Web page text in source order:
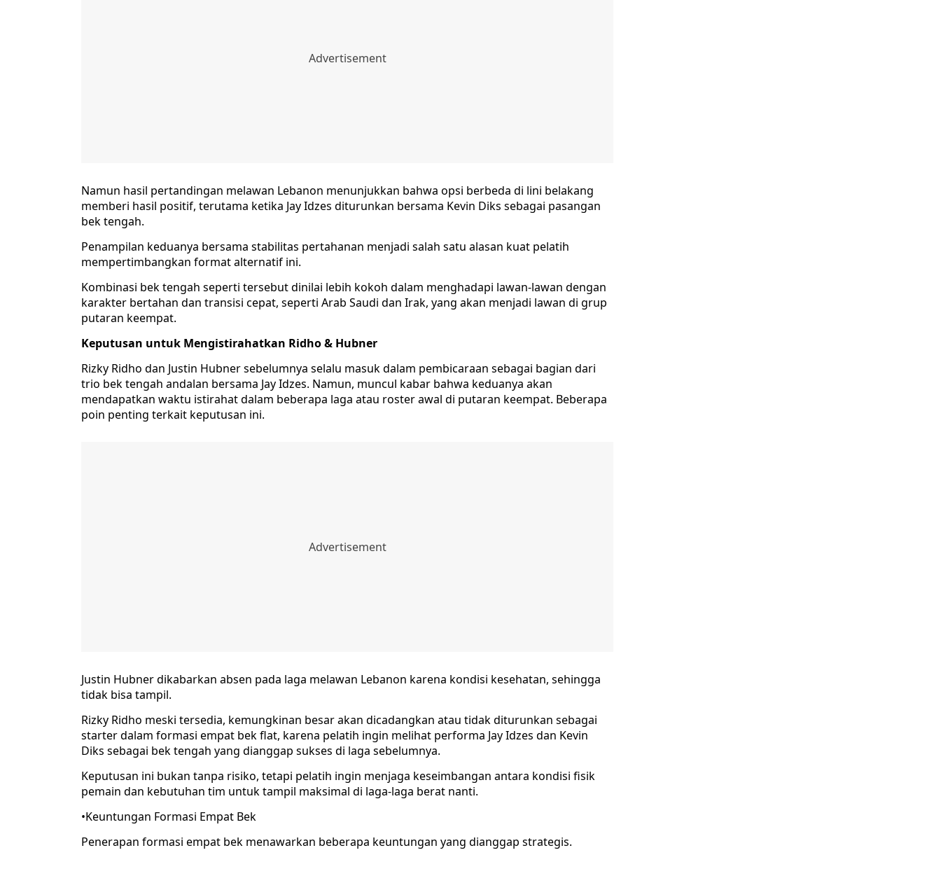
Namun hasil pertandingan melawan Lebanon menunjukkan bahwa opsi berbeda di lini belakang
memberi hasil positif, terutama ketika Jay Idzes diturunkan bersama Kevin Diks sebagai pasangan
bek tengah.
Penampilan keduanya bersama stabilitas pertahanan menjadi salah satu alasan kuat pelatih
mempertimbangkan format alternatif ini.
Kombinasi bek tengah seperti tersebut dinilai lebih kokoh dalam menghadapi lawan-lawan dengan
karakter bertahan dan transisi cepat, seperti Arab Saudi dan Irak, yang akan menjadi lawan di grup
putaran keempat.
Keputusan untuk Mengistirahatkan Ridho & Hubner
Rizky Ridho dan Justin Hubner sebelumnya selalu masuk dalam pembicaraan sebagai bagian dari
trio bek tengah andalan bersama Jay Idzes. Namun, muncul kabar bahwa keduanya akan
mendapatkan waktu istirahat dalam beberapa laga atau roster awal di putaran keempat. Beberapa
poin penting terkait keputusan ini.
Justin Hubner dikabarkan absen pada laga melawan Lebanon karena kondisi kesehatan, sehingga
tidak bisa tampil.
Rizky Ridho meski tersedia, kemungkinan besar akan dicadangkan atau tidak diturunkan sebagai
starter dalam formasi empat bek flat, karena pelatih ingin melihat performa Jay Idzes dan Kevin
Diks sebagai bek tengah yang dianggap sukses di laga sebelumnya.
Keputusan ini bukan tanpa risiko, tetapi pelatih ingin menjaga keseimbangan antara kondisi fisik
pemain dan kebutuhan tim untuk tampil maksimal di laga-laga berat nanti.
•Keuntungan Formasi Empat Bek
Penerapan formasi empat bek menawarkan beberapa keuntungan yang dianggap strategis.